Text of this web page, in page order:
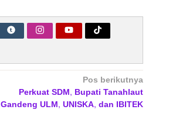
Pos berikutnya
Perkuat SDM, Bupati Tanahlaut
Gandeng ULM, UNISKA, dan IBITEK